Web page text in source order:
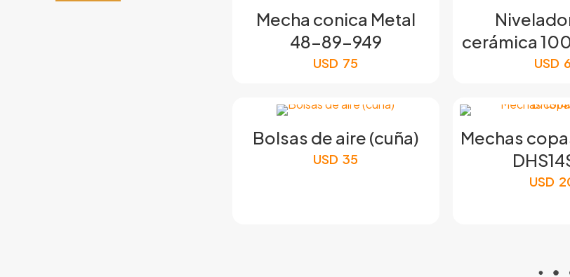
Mecha conica Metal
48-89-949
USD 75
cerámica
USD
Bolsas de aire (cuña)
USD 35
Mechas
USD